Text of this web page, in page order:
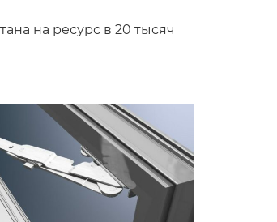
на ресурс в 20 тысяч